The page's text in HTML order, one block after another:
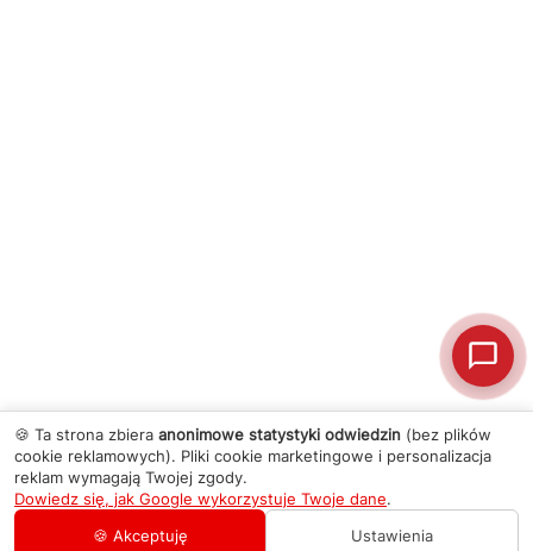
🍪 Ta strona zbiera anonimowe statystyki odwiedzin (bez plików
cookie reklamowych). Pliki cookie marketingowe i personalizacja
reklam wymagają Twojej zgody.
Dowiedz się, jak Google wykorzystuje Twoje dane.
🍪 Akceptuję
Ustawienia